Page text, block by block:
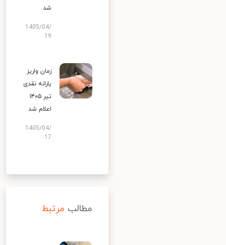
شد
1405/04/
19
زمان واریز
یارانه نقدی
تیر ۱۴۰۵
اعلام شد
1405/04/
17
مطالب مرتبط